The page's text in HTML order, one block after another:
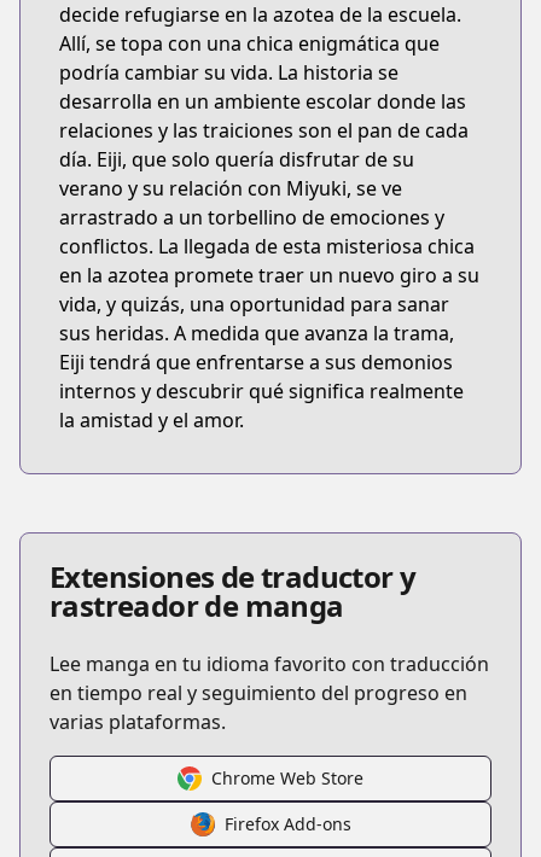
decide refugiarse en la azotea de la escuela.
Allí, se topa con una chica enigmática que
podría cambiar su vida. La historia se
desarrolla en un ambiente escolar donde las
relaciones y las traiciones son el pan de cada
día. Eiji, que solo quería disfrutar de su
verano y su relación con Miyuki, se ve
arrastrado a un torbellino de emociones y
conflictos. La llegada de esta misteriosa chica
en la azotea promete traer un nuevo giro a su
vida, y quizás, una oportunidad para sanar
sus heridas. A medida que avanza la trama,
Eiji tendrá que enfrentarse a sus demonios
internos y descubrir qué significa realmente
la amistad y el amor.
Extensiones de traductor y
rastreador de manga
Lee manga en tu idioma favorito con traducción
en tiempo real y seguimiento del progreso en
varias plataformas.
Chrome Web Store
Firefox Add-ons